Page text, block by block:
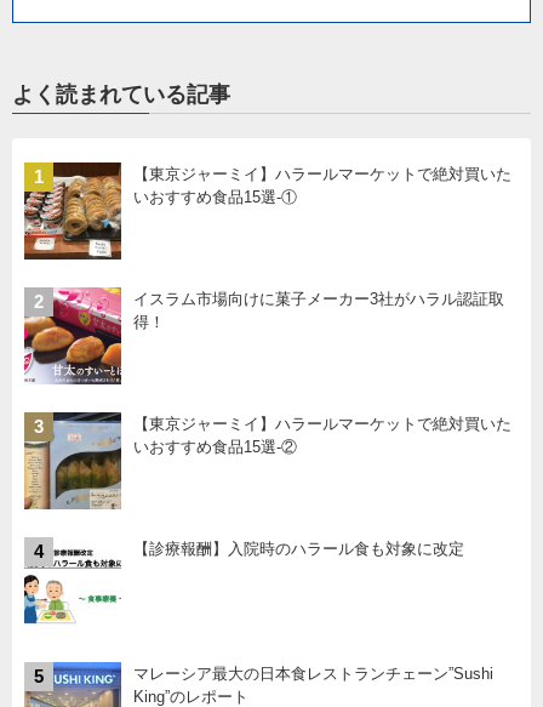
よく読まれている記事
1
【東京ジャーミイ】ハラールマーケットで絶対買いた
いおすすめ食品15選-①
2
イスラム市場向けに菓子メーカー3社がハラル認証取
得！
3
【東京ジャーミイ】ハラールマーケットで絶対買いた
いおすすめ食品15選-②
4 【診療報酬】入院時のハラール食も対象に改定
5
マレーシア最大の日本食レストランチェーン”Sushi
King”のレポート